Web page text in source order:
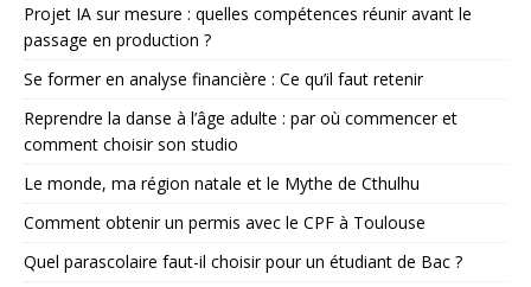
Projet IA sur mesure : quelles compétences réunir avant le
passage en production ?
Se former en analyse financière : Ce qu’il faut retenir
Reprendre la danse à l’âge adulte : par où commencer et
comment choisir son studio
Le monde, ma région natale et le Mythe de Cthulhu
Comment obtenir un permis avec le CPF à Toulouse
Quel parascolaire faut-il choisir pour un étudiant de Bac ?